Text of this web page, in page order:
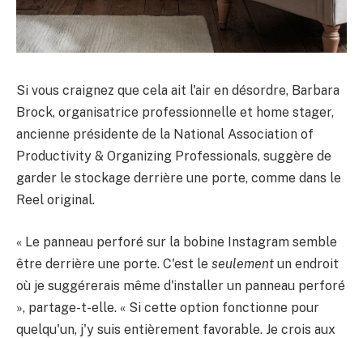
Si vous craignez que cela ait l'air en désordre, Barbara
Brock, organisatrice professionnelle et home stager,
ancienne présidente de la National Association of
Productivity & Organizing Professionals, suggère de
garder le stockage derrière une porte, comme dans le
Reel original.
« Le panneau perforé sur la bobine Instagram semble
être derrière une porte. C'est le seulement un endroit
où je suggérerais même d'installer un panneau perforé
», partage-t-elle. « Si cette option fonctionne pour
quelqu'un, j'y suis entièrement favorable. Je crois aux